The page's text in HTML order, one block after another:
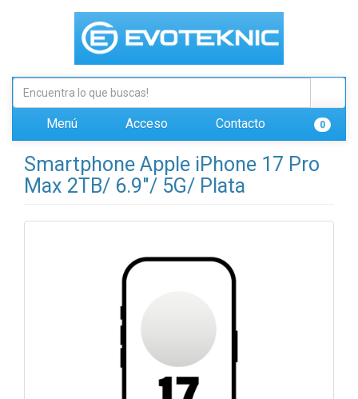
Menú Acceso Contacto 0
Smartphone Apple iPhone 17 Pro
Max 2TB/ 6.9"/ 5G/ Plata